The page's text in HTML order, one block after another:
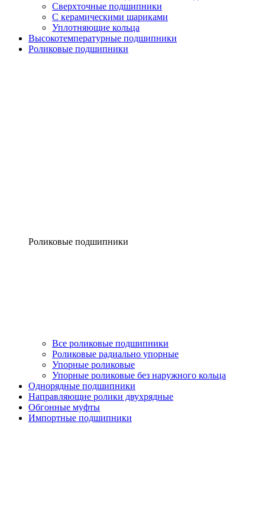
Сверхточные подшипники
С керамическими шариками
Уплотняющие кольца
Высокотемпературные подшипники
Роликовые подшипники
Роликовые подшипники
Все роликовые подшипники
Роликовые радиально упорные
Упорные роликовые
Упорные роликовые без наружного кольца
Однорядные подшипники
Направляющие ролики двухрядные
Обгонные муфты
Импортные подшипники